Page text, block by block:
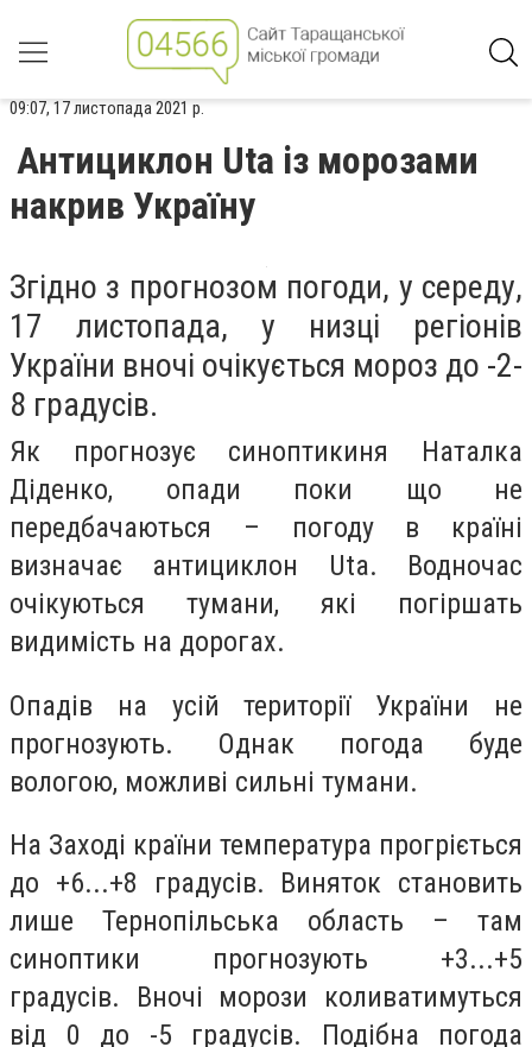
09:07, 17 листопада 2021 р.
Антициклон Uta із морозами
накрив Україну
Згідно з прогнозом погоди, у середу,
17 листопада, у низці регіонів
України вночі очікується мороз до -2-
8 градусів.
Як прогнозує синоптикиня Наталка
Діденко, опади поки що не
передбачаються – погоду в країні
визначає антициклон Uta. Водночас
очікуються тумани, які погіршать
видимість на дорогах.
Опадів на усій території України не
прогнозують. Однак погода буде
вологою, можливі сильні тумани.
На Заході країни температура прогріється
до +6...+8 градусів. Виняток становить
лише Тернопільська область – там
синоптики прогнозують +3...+5
градусів. Вночі морози коливатимуться
від 0 до -5 градусів. Подібна погода